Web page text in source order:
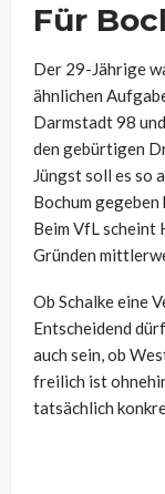
Für
Der 29-Jährige
ähnlichen
Darmstadt 98
den gebürtigen
Jüngst soll es so
Bochum
Beim VfL scheint
Gründen
Ob Schalke eine
Entscheidend
auch sein, ob
freilich ist
tatsächlich